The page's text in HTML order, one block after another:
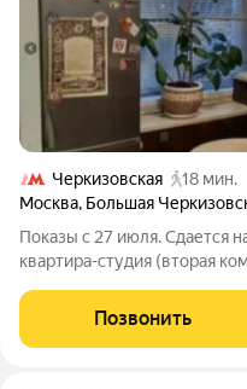
Черкизовская
18 мин.
Москва, Большая
Показы с 27 июля. Сдается
квартира-студия (вторая
минутах ходьбы от м.
первый этаж.В комнате -
Позвонить